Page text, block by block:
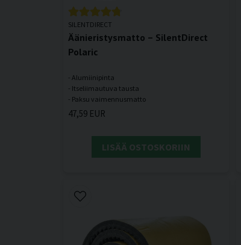
SILENTDIRECT
Äänieristysmatto – SilentDirect
Polaric
- Alumiinipinta
- Itseliimautuva tausta
47,59 EUR
LISÄÄ OSTOSKORIIN